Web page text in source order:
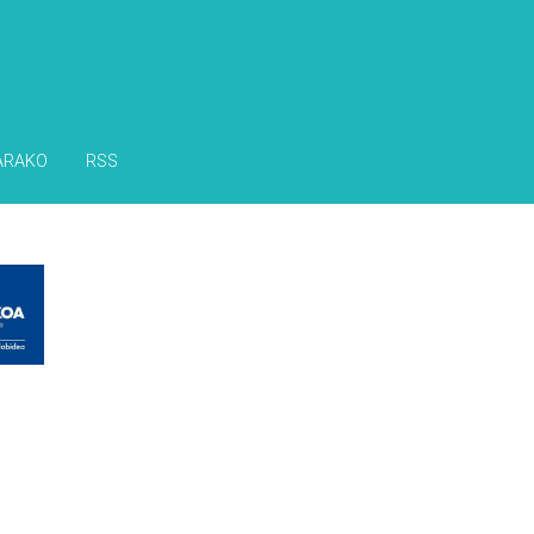
RSS